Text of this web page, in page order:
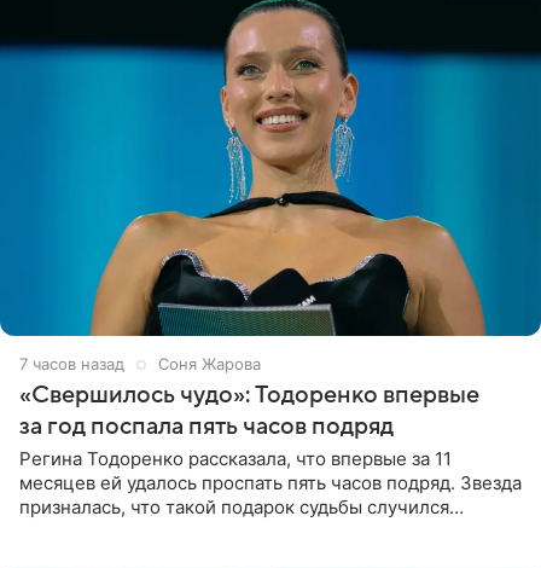
7 часов назад Соня Жарова
«Свершилось чудо»: Тодоренко впервые
за год поспала пять часов подряд
Регина Тодоренко рассказала, что впервые за 11
месяцев ей удалось проспать пять часов подряд. Звезда
призналась, что такой подарок судьбы случился